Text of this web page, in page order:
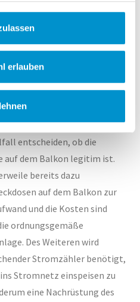
erlauben
die VDE-Normen sind
Mieter. Sollten Vermieter
Umständen notwendig
entscheiden, ob die
auf dem Balkon legitim ist.
bereits dazu
auf dem Balkon zur
und die Kosten sind
ordnungsgemäße
Des Weiteren wird
Stromzähler benötigt,
Stromnetz einspeisen zu
eine Nachrüstung des